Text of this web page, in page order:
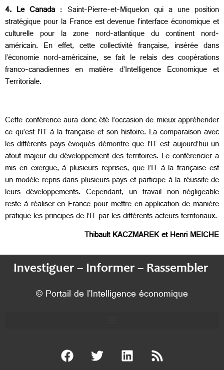
4. Le Canada : Saint-Pierre-et-Miquelon qui a une position
stratégique pour la France est devenue l’interface économique et
culturelle pour la zone nord-atlantique du continent nord-
américain. En effet, cette collectivité française, insérée dans
l’économie nord-américaine, se fait le relais des coopérations
franco-canadiennes en matière d’Intelligence Economique et
Territoriale.
Cette conférence aura donc été l’occasion de mieux appréhender
ce qu’est l’IT à la française et son histoire. La comparaison avec
les différents pays évoqués démontre que l’IT est aujourd’hui un
atout majeur du développement des territoires. Le conférencier a
mis en exergue, à plusieurs reprises, que l’IT à la française est
un modèle repris dans plusieurs pays et participe à la réussite de
leurs développements. Cependant, un travail non-négligeable
reste à réaliser en France pour mettre en application de manière
pratique les principes de l’IT par les différents acteurs territoriaux.
Thibault KACZMAREK et Henri MEICHE
Investiguer – Informer – Rassembler
© Portail de l’Intelligence économique